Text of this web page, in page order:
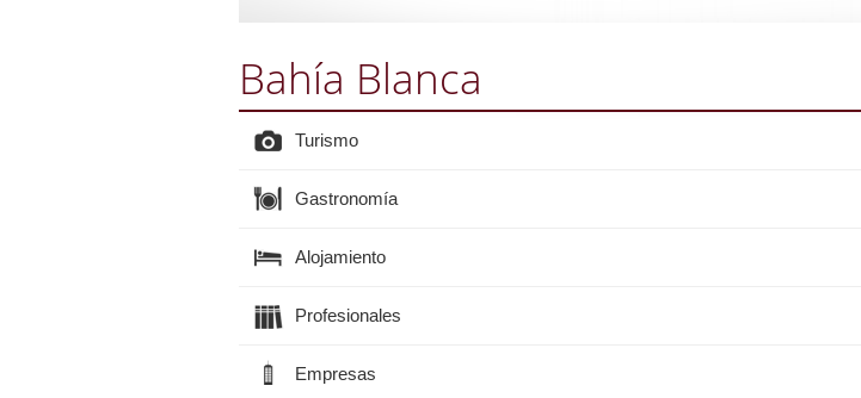
Bahía Blanca
Turismo
Gastronomía
Alojamiento
Profesionales
Empresas